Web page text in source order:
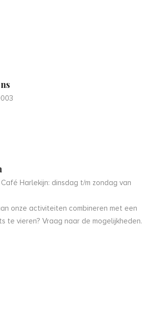
Harlekijn: dinsdag t/m zondag van
onze activiteiten combineren met een
te vieren? Vraag naar de mogelijkheden.